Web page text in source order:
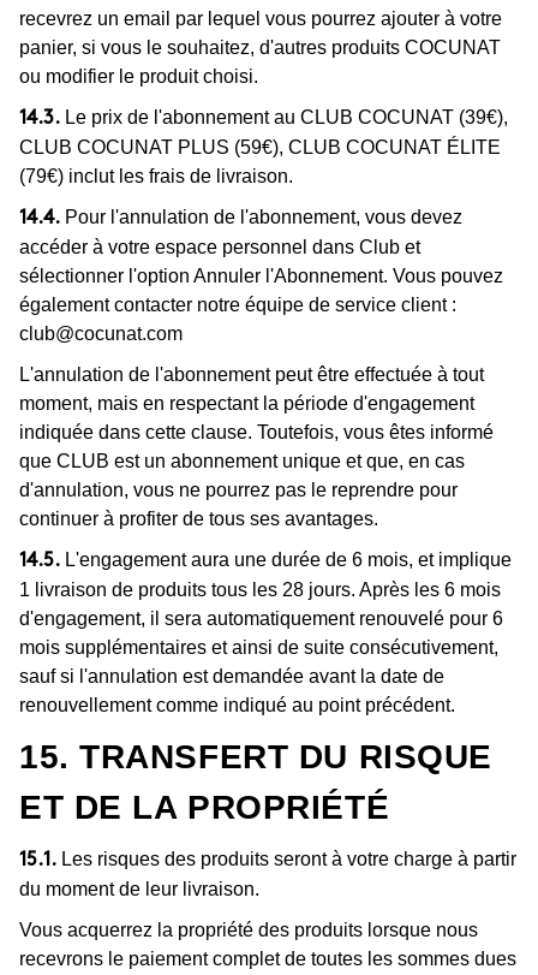
recevrez un email par lequel vous pourrez ajouter à votre
panier, si vous le souhaitez, d'autres produits COCUNAT
ou modifier le produit choisi.
14.3. Le prix de l'abonnement au CLUB COCUNAT (39€),
CLUB COCUNAT PLUS (59€), CLUB COCUNAT ÉLITE
(79€) inclut les frais de livraison.
14.4. Pour l'annulation de l'abonnement, vous devez
accéder à votre espace personnel dans Club et
sélectionner l'option Annuler l'Abonnement. Vous pouvez
également contacter notre équipe de service client :
club@cocunat.com
L'annulation de l'abonnement peut être effectuée à tout
moment, mais en respectant la période d'engagement
indiquée dans cette clause. Toutefois, vous êtes informé
que CLUB est un abonnement unique et que, en cas
d'annulation, vous ne pourrez pas le reprendre pour
continuer à profiter de tous ses avantages.
14.5. L'engagement aura une durée de 6 mois, et implique
1 livraison de produits tous les 28 jours. Après les 6 mois
d'engagement, il sera automatiquement renouvelé pour 6
mois supplémentaires et ainsi de suite consécutivement,
sauf si l'annulation est demandée avant la date de
renouvellement comme indiqué au point précédent.
15. TRANSFERT DU RISQUE
ET DE LA PROPRIÉTÉ
15.1. Les risques des produits seront à votre charge à partir
du moment de leur livraison.
Vous acquerrez la propriété des produits lorsque nous
recevrons le paiement complet de toutes les sommes dues